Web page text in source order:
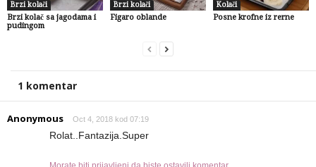
Brzi kolači
Brzi kolač sa jagodama i
pudingom
Brzi kolači
Figaro oblande
Kolači
Posne krofne iz rerne
1 komentar
Anonymous Oct 4, 2018 kod 07:19
Rolat..Fantazija.Super